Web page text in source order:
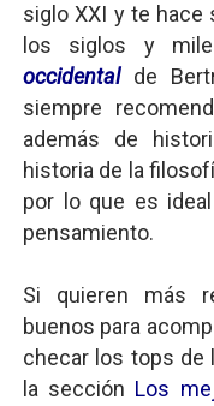
siglo XXI y te hace
los siglos y
occidentalde
siempre
además de
historia de la
por lo que es
pensamiento.
Si quieren más
buenos para
checar los tops de
la sección Los